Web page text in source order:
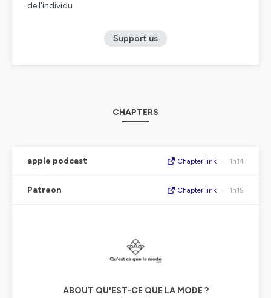
de l'individu
Support us
CHAPTERS
apple podcast Chapter link • 1h14
Patreon Chapter link • 1h15
ABOUT QU'EST-CE QUE LA MODE ?